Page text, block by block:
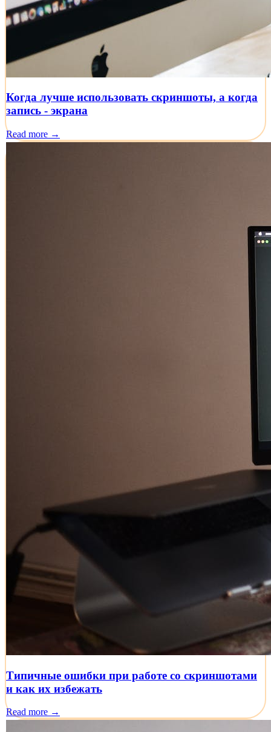
Когда лучше использовать скриншоты, а когда
запись - экрана
Read more →
Типичные ошибки при работе со скриншотами
и как их избежать
Read more →